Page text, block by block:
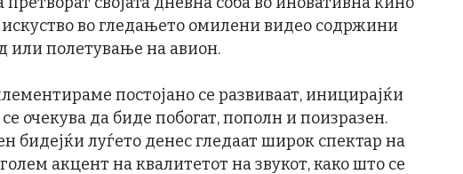
во гледањето омилени видео содржини
или полетување на авион.
постојано се развиваат, иницирајќи
се очекува да биде побогат, пополн и поизразен.
бидејќи луѓето денес гледаат широк спектар на
акцент на квалитетот на звукот, како што се